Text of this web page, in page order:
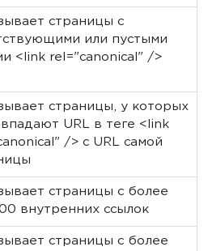
страницы с
или пустыми
<link rel="canonical" />
страницы, у которых
URL в теге <link
/> с URL самой
страницы с более
внутренних ссылок
страницы с более